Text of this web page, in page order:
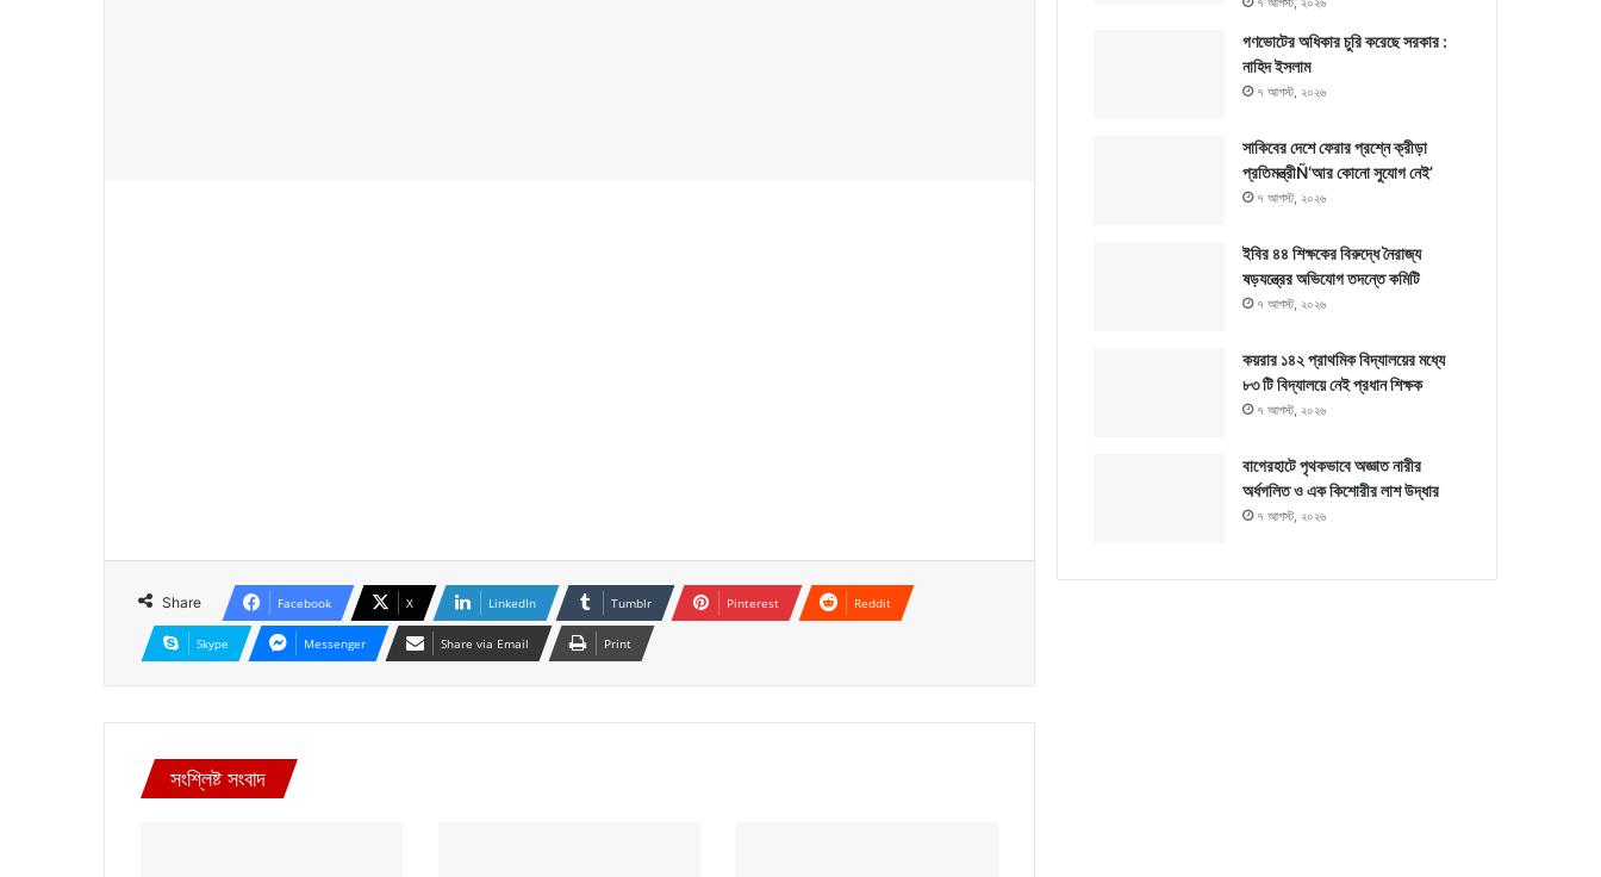
Share Facebook X LinkedIn Tumblr Pinterest Reddit
Skype Messenger Share via Email Print
সংশ্লিষ্ট সংবাদ
গণভোটের অধিকার চুরি করেছে সরকার :
নাহিদ ইসলাম
৭ আগস্ট, ২০২৬
সাকিবের দেশে ফেরার প্রশ্নে ক্রীড়া
প্রতিমন্ত্রীÑ‘আর কোনো সুযোগ নেই’
৭ আগস্ট, ২০২৬
ইবির ৪৪ শিক্ষকের বিরুদ্ধে নৈরাজ্য
ষড়যন্ত্রের অভিযোগ তদন্তে কমিটি
৭ আগস্ট, ২০২৬
কয়রার ১৪২ প্রাথমিক বিদ্যালয়ের মধ্যে
৮৩ টি বিদ্যালয়ে নেই প্রধান শিক্ষক
৭ আগস্ট, ২০২৬
বাগেরহাটে পৃথকভাবে অজ্ঞাত নারীর
অর্ধগলিত ও এক কিশোরীর লাশ উদ্ধার
৭ আগস্ট, ২০২৬